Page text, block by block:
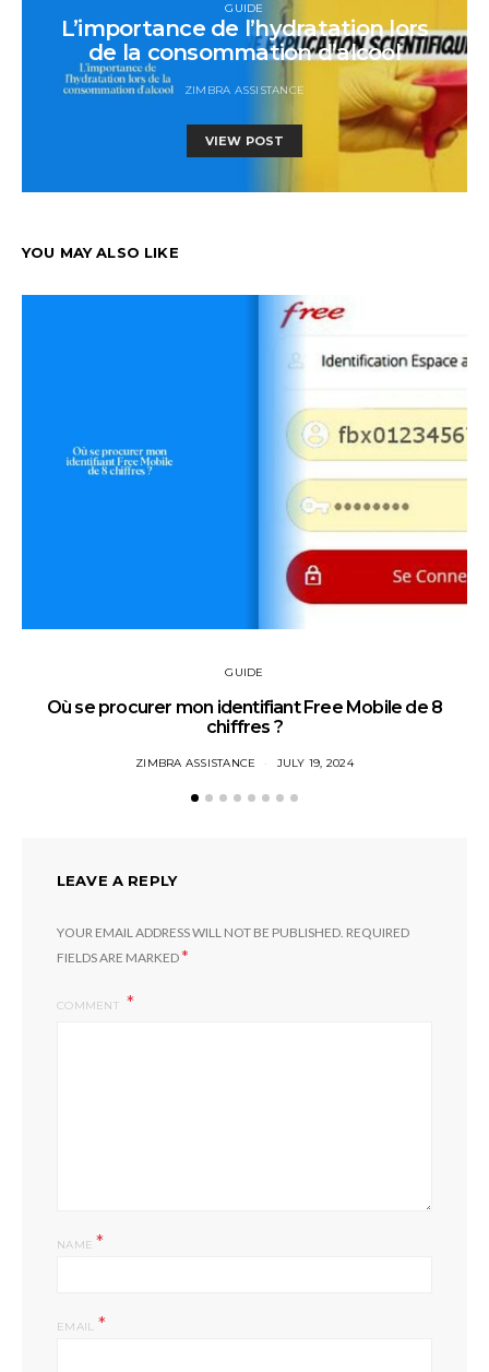
GUIDE
L’importance de l’hydratation lors
de la consommation d’alcool
ZIMBRA ASSISTANCE
VIEW POST
YOU MAY ALSO LIKE
GUIDE
Où se procurer mon identifiant Free Mobile de 8
chiffres ?
ZIMBRA ASSISTANCE JULY 19, 2024
LEAVE A REPLY
YOUR EMAIL ADDRESS WILL NOT BE PUBLISHED. REQUIRED
FIELDS ARE MARKED*
COMMENT
NAME*
EMAIL *